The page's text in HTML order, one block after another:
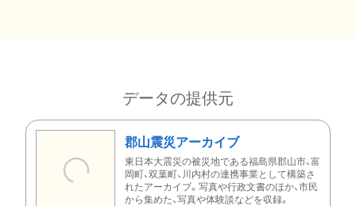
データの提供元
郡山震災アーカイブ
東日本大震災の被災地である福島県郡山市、富
岡町、双葉町、川内村の連携事業として構築さ
れたアーカイブ。写真や行政文書のほか、市民
から集めた、写真や体験談などを収録。